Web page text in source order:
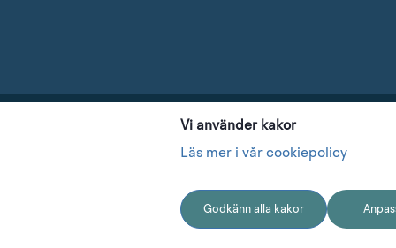
Vi använder kakor
Läs mer i vår cookiepolicy
Godkänn alla kakor
Essunga kommun Länk till annan
Grästorp